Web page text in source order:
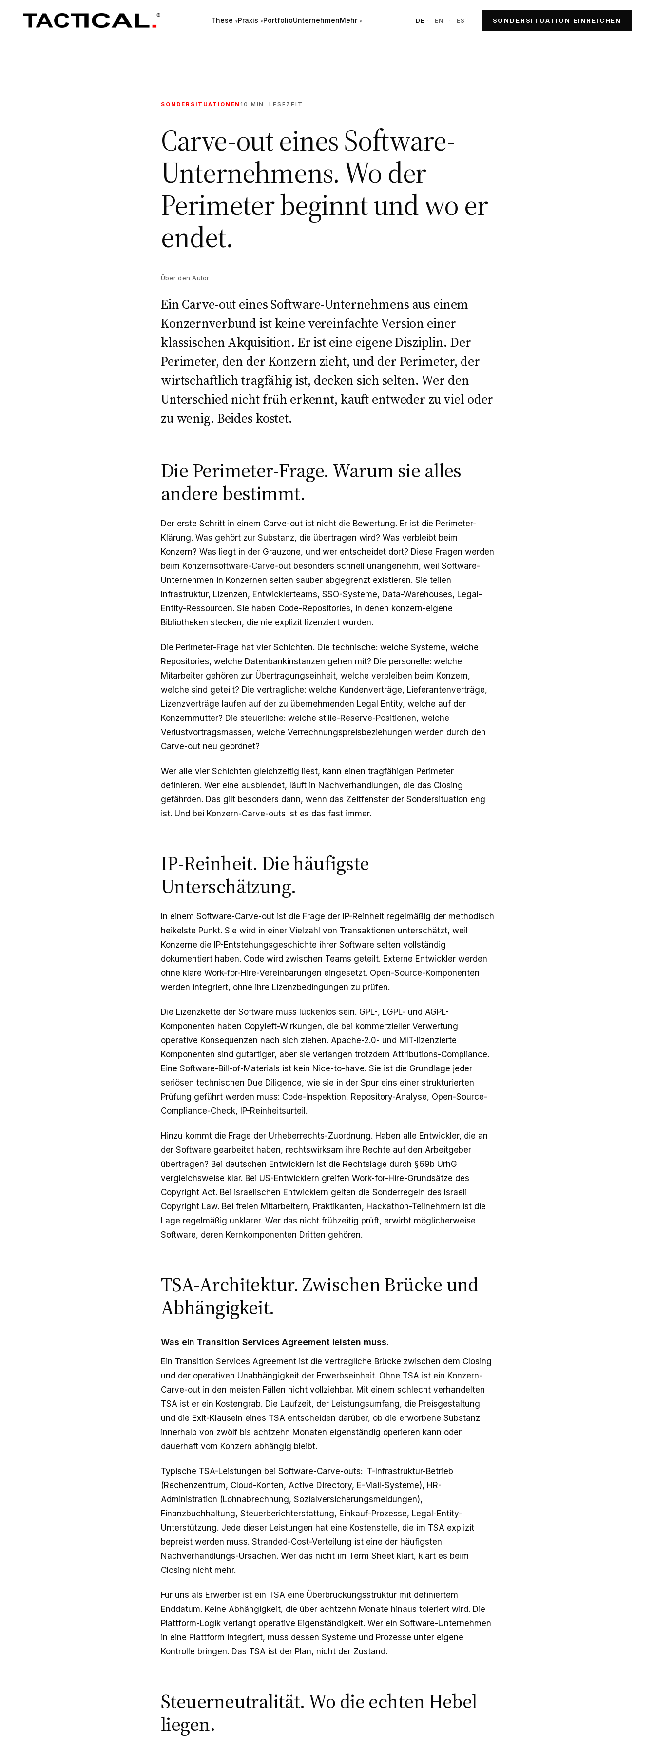
These Praxis PortfolioUnternehmenMehr DE EN ES SONDERSITUATION EINREICHEN
SONDERSITUATIONEN10 MIN. LESEZEIT
Carve-out eines Software-
Unternehmens. Wo der
Perimeter beginnt und wo er
endet.
Über den Autor
Ein Carve-out eines Software-Unternehmens aus einem
Konzernverbund ist keine vereinfachte Version einer
klassischen Akquisition. Er ist eine eigene Disziplin. Der
Perimeter, den der Konzern zieht, und der Perimeter, der
wirtschaftlich tragfähig ist, decken sich selten. Wer den
Unterschied nicht früh erkennt, kauft entweder zu viel oder
zu wenig. Beides kostet.
Die Perimeter-Frage. Warum sie alles
andere bestimmt.
Der erste Schritt in einem Carve-out ist nicht die Bewertung. Er ist die Perimeter-
Klärung. Was gehört zur Substanz, die übertragen wird? Was verbleibt beim
Konzern? Was liegt in der Grauzone, und wer entscheidet dort? Diese Fragen werden
beim Konzernsoftware-Carve-out besonders schnell unangenehm, weil Software-
Unternehmen in Konzernen selten sauber abgegrenzt existieren. Sie teilen
Infrastruktur, Lizenzen, Entwicklerteams, SSO-Systeme, Data-Warehouses, Legal-
Entity-Ressourcen. Sie haben Code-Repositories, in denen konzern-eigene
Bibliotheken stecken, die nie explizit lizenziert wurden.
Die Perimeter-Frage hat vier Schichten. Die technische: welche Systeme, welche
Repositories, welche Datenbankinstanzen gehen mit? Die personelle: welche
Mitarbeiter gehören zur Übertragungseinheit, welche verbleiben beim Konzern,
welche sind geteilt? Die vertragliche: welche Kundenverträge, Lieferantenverträge,
Lizenzverträge laufen auf der zu übernehmenden Legal Entity, welche auf der
Konzernmutter? Die steuerliche: welche stille-Reserve-Positionen, welche
Verlustvortragsmassen, welche Verrechnungspreisbeziehungen werden durch den
Carve-out neu geordnet?
Wer alle vier Schichten gleichzeitig liest, kann einen tragfähigen Perimeter
definieren. Wer eine ausblendet, läuft in Nachverhandlungen, die das Closing
gefährden. Das gilt besonders dann, wenn das Zeitfenster der Sondersituation eng
ist. Und bei Konzern-Carve-outs ist es das fast immer.
IP-Reinheit. Die häufigste
Unterschätzung.
In einem Software-Carve-out ist die Frage der IP-Reinheit regelmäßig der methodisch
heikelste Punkt. Sie wird in einer Vielzahl von Transaktionen unterschätzt, weil
Konzerne die IP-Entstehungsgeschichte ihrer Software selten vollständig
dokumentiert haben. Code wird zwischen Teams geteilt. Externe Entwickler werden
ohne klare Work-for-Hire-Vereinbarungen eingesetzt. Open-Source-Komponenten
werden integriert, ohne ihre Lizenzbedingungen zu prüfen.
Die Lizenzkette der Software muss lückenlos sein. GPL-, LGPL- und AGPL-
Komponenten haben Copyleft-Wirkungen, die bei kommerzieller Verwertung
operative Konsequenzen nach sich ziehen. Apache-2.0- und MIT-lizenzierte
Komponenten sind gutartiger, aber sie verlangen trotzdem Attributions-Compliance.
Eine Software-Bill-of-Materials ist kein Nice-to-have. Sie ist die Grundlage jeder
seriösen technischen Due Diligence, wie sie in der Spur eins einer strukturierten
Prüfung geführt werden muss: Code-Inspektion, Repository-Analyse, Open-Source-
Compliance-Check, IP-Reinheitsurteil.
Hinzu kommt die Frage der Urheberrechts-Zuordnung. Haben alle Entwickler, die an
der Software gearbeitet haben, rechtswirksam ihre Rechte auf den Arbeitgeber
übertragen? Bei deutschen Entwicklern ist die Rechtslage durch §69b UrhG
vergleichsweise klar. Bei US-Entwicklern greifen Work-for-Hire-Grundsätze des
Copyright Act. Bei israelischen Entwicklern gelten die Sonderregeln des Israeli
Copyright Law. Bei freien Mitarbeitern, Praktikanten, Hackathon-Teilnehmern ist die
Lage regelmäßig unklarer. Wer das nicht frühzeitig prüft, erwirbt möglicherweise
Software, deren Kernkomponenten Dritten gehören.
TSA-Architektur. Zwischen Brücke und
Abhängigkeit.
Was ein Transition Services Agreement leisten muss.
Ein Transition Services Agreement ist die vertragliche Brücke zwischen dem Closing
und der operativen Unabhängigkeit der Erwerbseinheit. Ohne TSA ist ein Konzern-
Carve-out in den meisten Fällen nicht vollziehbar. Mit einem schlecht verhandelten
TSA ist er ein Kostengrab. Die Laufzeit, der Leistungsumfang, die Preisgestaltung
und die Exit-Klauseln eines TSA entscheiden darüber, ob die erworbene Substanz
innerhalb von zwölf bis achtzehn Monaten eigenständig operieren kann oder
dauerhaft vom Konzern abhängig bleibt.
Typische TSA-Leistungen bei Software-Carve-outs: IT-Infrastruktur-Betrieb
(Rechenzentrum, Cloud-Konten, Active Directory, E-Mail-Systeme), HR-
Administration (Lohnabrechnung, Sozialversicherungsmeldungen),
Finanzbuchhaltung, Steuerberichterstattung, Einkauf-Prozesse, Legal-Entity-
Unterstützung. Jede dieser Leistungen hat eine Kostenstelle, die im TSA explizit
bepreist werden muss. Stranded-Cost-Verteilung ist eine der häufigsten
Nachverhandlungs-Ursachen. Wer das nicht im Term Sheet klärt, klärt es beim
Closing nicht mehr.
Für uns als Erwerber ist ein TSA eine Überbrückungsstruktur mit definiertem
Enddatum. Keine Abhängigkeit, die über achtzehn Monate hinaus toleriert wird. Die
Plattform-Logik verlangt operative Eigenständigkeit. Wer ein Software-Unternehmen
in eine Plattform integriert, muss dessen Systeme und Prozesse unter eigene
Kontrolle bringen. Das TSA ist der Plan, nicht der Zustand.
Steuerneutralität. Wo die echten Hebel
liegen.